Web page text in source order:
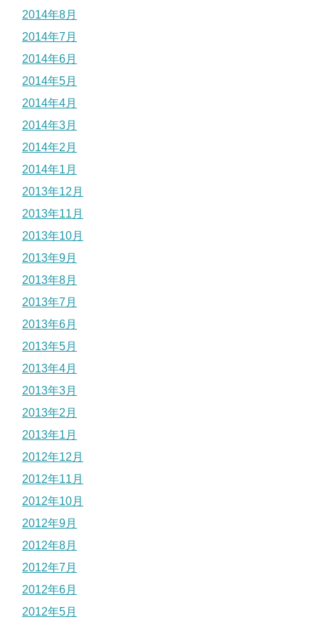
2014年8月
2014年7月
2014年6月
2014年5月
2014年4月
2014年3月
2014年2月
2014年1月
2013年12月
2013年11月
2013年10月
2013年9月
2013年8月
2013年7月
2013年6月
2013年5月
2013年4月
2013年3月
2013年2月
2013年1月
2012年12月
2012年11月
2012年10月
2012年9月
2012年8月
2012年7月
2012年6月
2012年5月